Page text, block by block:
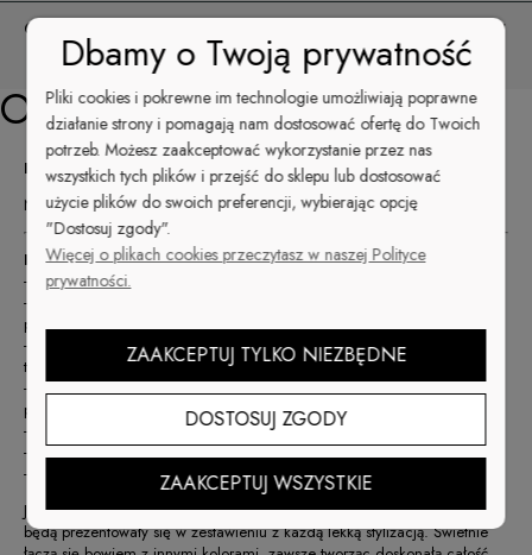
O NAS
Opis
Hybryda do paznokci nr 1721
Napisz swoją historię z naszą unikatową kolekcją #PinkStory
Perfekcyjna Hybryda IV generacji – super trwała
-
3WEEKS -wytrzymałość ponad 21 dni
-
pełne krycie
-
3FREE Formuła - nie zawiera szkodliwych substancji: formaldehydu,
toluenu i DBP
-
DUPONT- idealny pędzelek z włókna DuPont umożliwia aplikację
produktu pod same skórki
- pojemność 6 ml to 20 zadowolonych klientek
- średnio-gęsta konsystencja, nie spływa podczas aplikacji
- łatwa aplikacja
Jasne paznokcie idealnie sprawdzą się wiosną oraz latem i doskonale
będą prezentowały się w zestawieniu z każdą lekką stylizacją. Świetnie
Dbamy o Twoją prywatność
Pliki cookies i pokrewne im technologie umożliwiają poprawne
działanie strony i pomagają nam dostosować ofertę do Twoich
potrzeb. Możesz zaakceptować wykorzystanie przez nas
wszystkich tych plików i przejść do sklepu lub dostosować
użycie plików do swoich preferencji, wybierając opcję
"Dostosuj zgody".
Więcej o plikach cookies przeczytasz w naszej Polityce
prywatności.
ZAAKCEPTUJ TYLKO NIEZBĘDNE
DOSTOSUJ ZGODY
ZAAKCEPTUJ WSZYSTKIE